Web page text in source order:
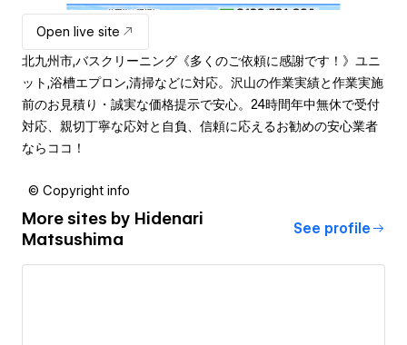
Open live site
北九州市,バスクリーニング《多くのご依頼に感謝です！》ユニ
ット,浴槽エプロン,清掃などに対応。沢山の作業実績と作業実施
前のお見積り・誠実な価格提示で安心。24時間年中無休で受付
対応、親切丁寧な応対と自負、信頼に応えるお勧めの安心業者
ならココ！
© Copyright info
More sites by Hidenari
Matsushima
See profile